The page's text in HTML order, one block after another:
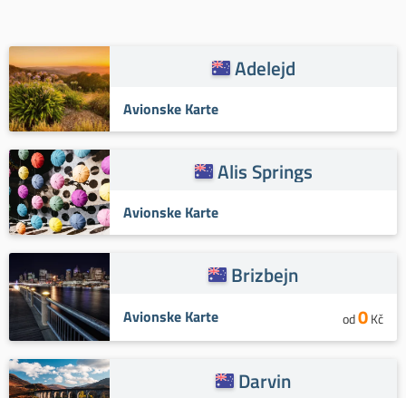
Adelejd
Avionske Karte
Alis Springs
Avionske Karte
Brizbejn
Avionske Karte od0Kč
Darvin